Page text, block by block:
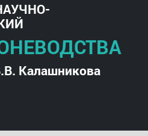
Калашникова